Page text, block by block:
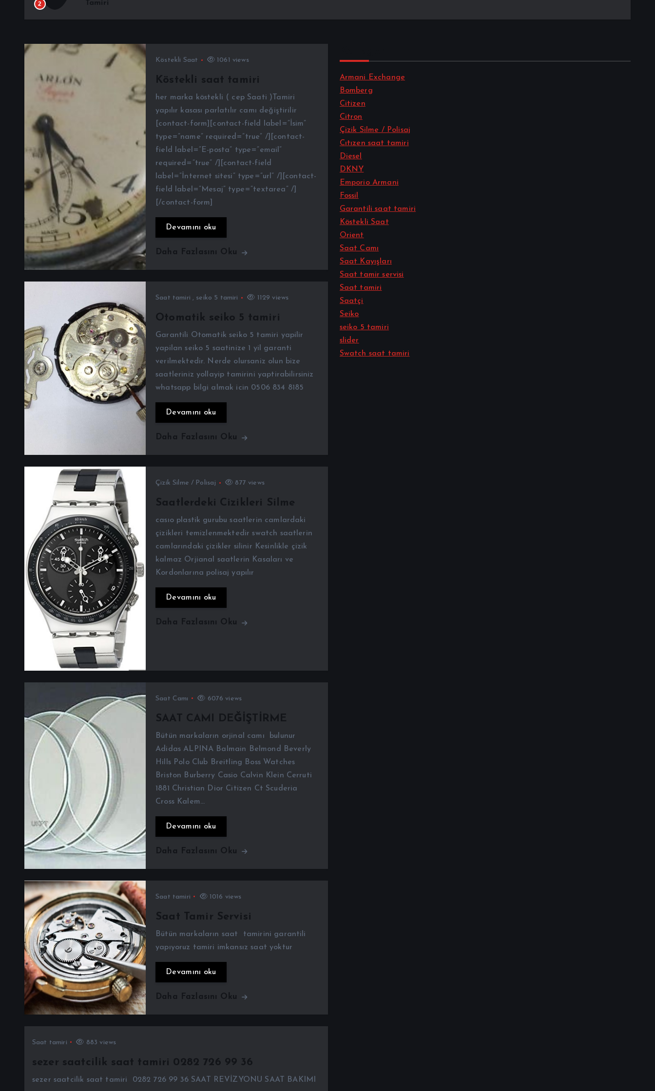
2
Tamiri
Köstekli Saat 1061 views
Köstekli saat tamiri
her marka köstekli ( cep Saati )Tamiri
yapılır kasası parlatılır camı değiştirilir
[contact-form][contact-field label=”İsim”
type=”name” required=”true” /][contact-
field label=”E-posta” type=”email”
required=”true” /][contact-field
label=”İnternet sitesi” type=”url” /][contact-
field label=”Mesaj” type=”textarea” /]
[/contact-form]
Devamını oku
Daha Fazlasını Oku
Saat tamiri , seiko 5 tamiri 1129 views
Otomatik seiko 5 tamiri
Garantili Otomatik seiko 5 tamiri yapilir
yapilan seiko 5 saatinize 1 yil garanti
verilmektedir. Nerde olursaniz olun bize
saatleriniz yollayip tamirini yaptirabilirsiniz
whatsapp bilgi almak icin 0506 834 8185
Devamını oku
Daha Fazlasını Oku
Çizik Silme / Polisaj 877 views
Saatlerdeki Cizikleri Silme
casıo plastik gurubu saatlerin camlardaki
çizikleri temizlenmektedir swatch saatlerin
camlarındaki çizikler silinir Kesinlikle çizik
kalmaz Orjianal saatlerin Kasaları ve
Kordonlarına polisaj yapılır
Devamını oku
Daha Fazlasını Oku
Saat Camı 6076 views
SAAT CAMI DEĞİŞTİRME
Bütün markaların orjinal camı bulunur
Adidas ALPINA Balmain Belmond Beverly
Hills Polo Club Breitling Boss Watches
Briston Burberry Casio Calvin Klein Cerruti
1881 Christian Dior Citizen Ct Scuderia
Cross Kalem…
Devamını oku
Daha Fazlasını Oku
Saat tamiri 1016 views
Saat Tamir Servisi
Bütün markaların saat tamirini garantili
yapıyoruz tamiri imkansız saat yoktur
Devamını oku
Daha Fazlasını Oku
Saat tamiri 883 views
sezer saatcilik saat tamiri 0282 726 99 36
sezer saatcilik saat tamiri 0282 726 99 36 SAAT REVİZYONU SAAT BAKIMI
Armani Exchange
Bomberg
Citizen
Citron
Çizik Silme / Polisaj
Cıtızen saat tamiri
Diesel
DKNY
Emporio Armani
Fossil
Garantili saat tamiri
Köstekli Saat
Orient
Saat Camı
Saat Kayışları
Saat tamir servisi
Saat tamiri
Saatçi
Seiko
seiko 5 tamiri
slider
Swatch saat tamiri